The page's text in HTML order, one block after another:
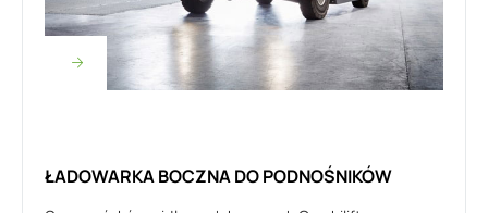
ŁADOWARKA BOCZNA DO PODNOŚNIKÓW